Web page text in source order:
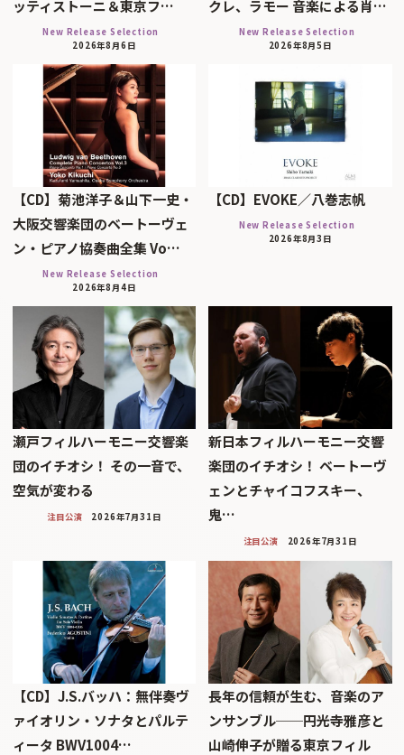
ッティストーニ＆東京フ…
New Release Selection
2026年8月6日
クレ、ラモー 音楽による肖…
New Release Selection
2026年8月5日
【CD】菊池洋子＆山下一史・
大阪交響楽団のベートーヴェ
ン・ピアノ協奏曲全集 Vo…
New Release Selection
2026年8月4日
【CD】EVOKE／八巻志帆
New Release Selection
2026年8月3日
瀬戸フィルハーモニー交響楽
団のイチオシ！ その一音で、
空気が変わる
注目公演 2026年7月31日
新日本フィルハーモニー交響
楽団のイチオシ！ ベートーヴ
ェンとチャイコフスキー、
鬼…
注目公演 2026年7月31日
【CD】J.S.バッハ：無伴奏ヴ
ァイオリン・ソナタとパルテ
ィータ BWV1004…
長年の信頼が生む、音楽のア
ンサンブル──円光寺雅彦と
山崎伸子が贈る東京フィル